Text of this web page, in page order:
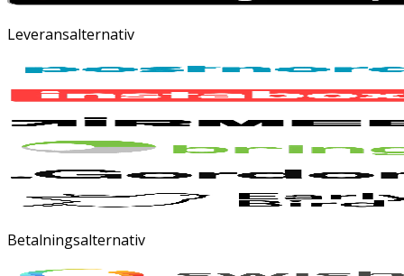
Leveransalternativ
Betalningsalternativ